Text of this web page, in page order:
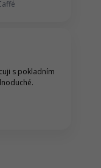
s pokladním